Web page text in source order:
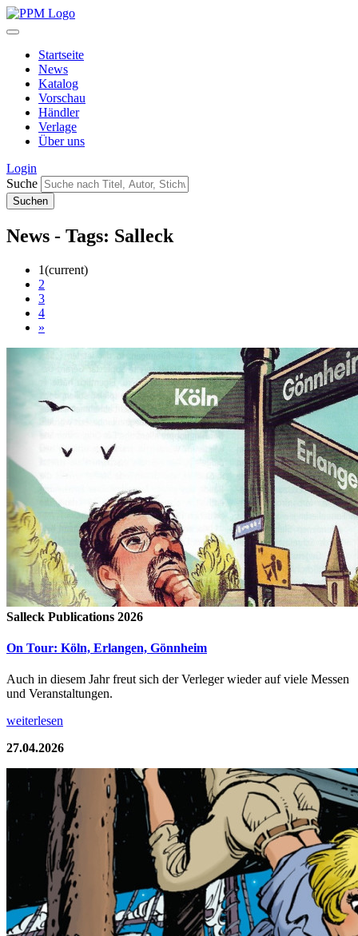
Startseite
News
Katalog
Vorschau
Händler
Verlage
Über uns
Login
Suche
News - Tags: Salleck
1(current)
2
3
4
»
Salleck Publications 2026
On Tour: Köln, Erlangen, Gönnheim
Auch in diesem Jahr freut sich der Verleger wieder auf viele Messen
und Veranstaltungen.
weiterlesen
27.04.2026